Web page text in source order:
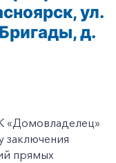
ул.
д.
«Домовладелец»
заключения
прямых